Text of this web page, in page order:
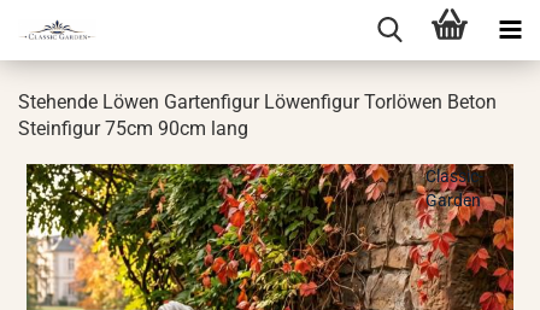
Ste­hen­de Löwen Gar­ten­fi­gur Lö­wen­fi­gur Tor­lö­wen Beton
Stein­fi­gur 75cm 90cm lang
Classic-
Garden